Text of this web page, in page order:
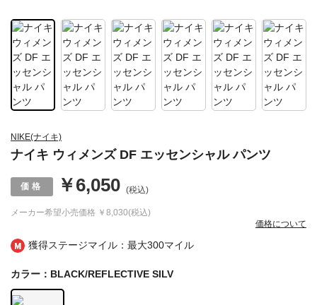
獲得ステージマイル：最大300マイル
NIKE(ナイキ)
ナイキ ウィメンズ DF エッセンシャル パンツ
メーカー希望小売価格 ￥8,030(税込)
￥6,050 (税込)
価格について
カラー：BLACK/REFLECTIVE SILV